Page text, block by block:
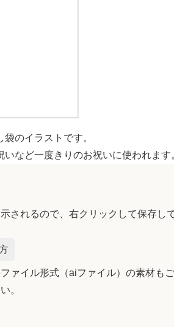
のイラストです。
など一度きりのお祝いに使われます
されるので、右クリックして保存し
ァイル形式（aiファイル）の素材も
。